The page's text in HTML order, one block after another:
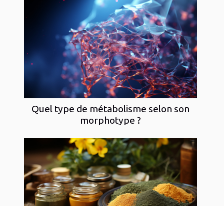
Quel type de métabolisme selon son
morphotype ?